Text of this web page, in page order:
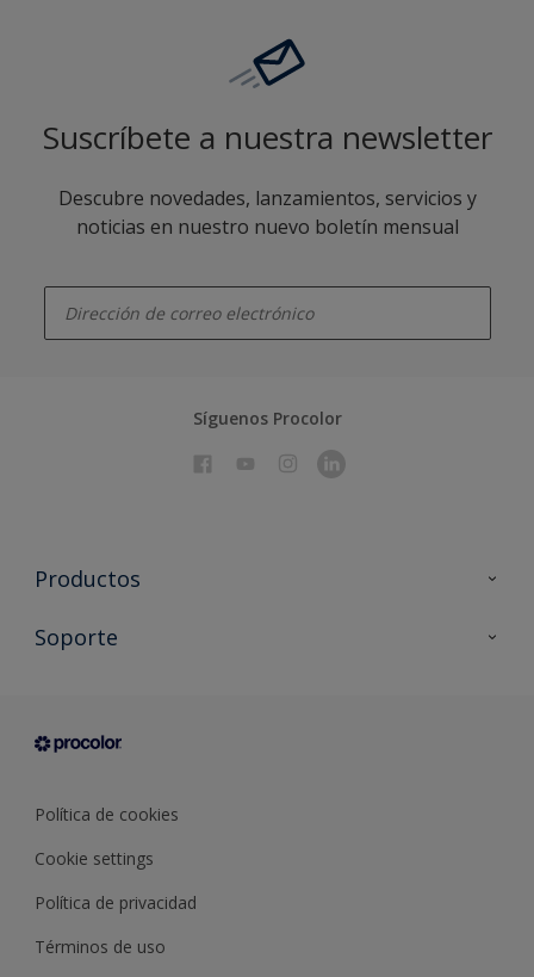
Suscríbete a nuestra newsletter
Descubre novedades, lanzamientos, servicios y
noticias en nuestro nuevo boletín mensual
Síguenos Procolor
Productos
Todos los productos
Condiciones generales de venta
Soporte
Sobre Procolor
Política de cookies
Cookie settings
Política de privacidad
Términos de uso